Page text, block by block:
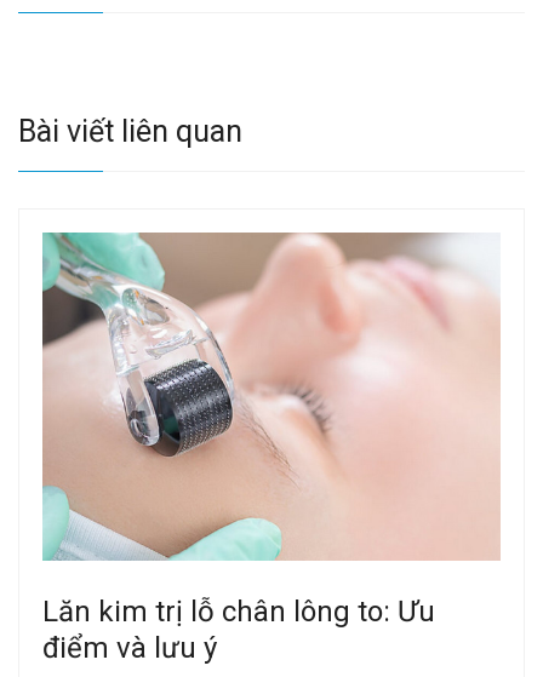
Bài viết liên quan
Lăn kim trị lỗ chân lông to: Ưu
điểm và lưu ý